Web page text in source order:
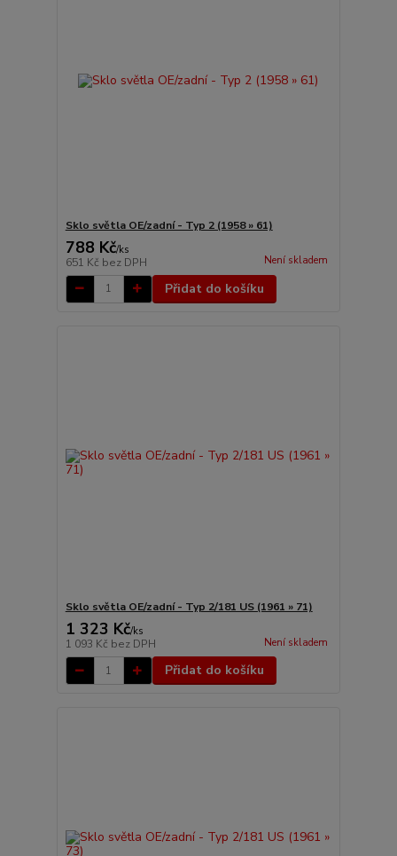
Sklo světla OE/zadní - Typ 2 (1958 » 61)
788 Kč/ks
651 Kč bez DPH Není skladem
Přidat do košíku
Sklo světla OE/zadní - Typ 2/181 US (1961 » 71)
1 323 Kč/ks
1 093 Kč bez DPH Není skladem
Přidat do košíku